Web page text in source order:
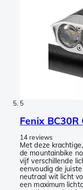
5
Fenix
14 reviews
Met deze
de mountainbike
vijf verschillende
eenvoudig de
neutraal wit licht
een maximum